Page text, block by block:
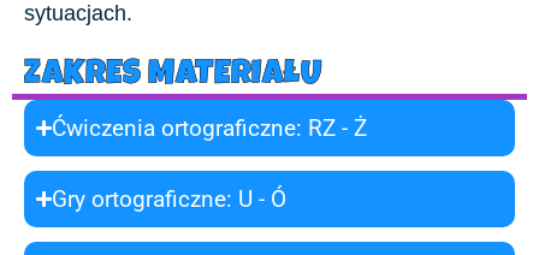
sytuacjach.
ZAKRES MATERIAŁU
Ćwiczenia ortograficzne: RZ - Ż
Gry ortograficzne: U - Ó